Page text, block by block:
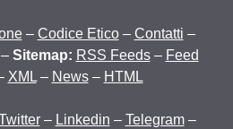
– Codice Etico– Contatti –
Sitemap: RSS Feeds– Feed
XML– News– HTML
– Linkedin – Telegram–